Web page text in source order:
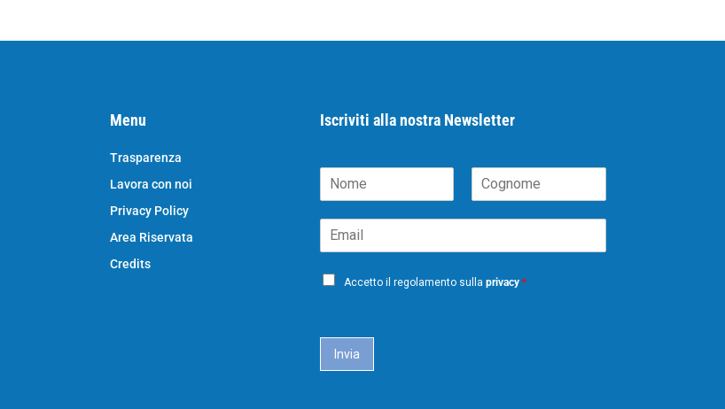
Menu
Trasparenza
Lavora con noi
Privacy Policy
Area Riservata
Credits
Iscriviti alla nostra Newsletter
o
e
o
n
m
m
P
Accetto il regolamento sulla privacy *
Invia